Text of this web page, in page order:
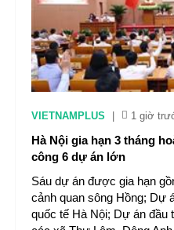
VIETNAMPLUS 1 giờ
Hà Nội gia hạn 3 tháng
công 6 dự án lớn
Sáu dự án được gia hạn
cảnh quan sông Hồng; Dự
quốc tế Hà Nội; Dự án đầu